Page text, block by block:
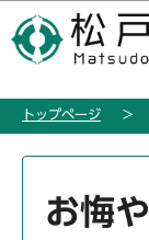
の
ー
トップページ
お悔